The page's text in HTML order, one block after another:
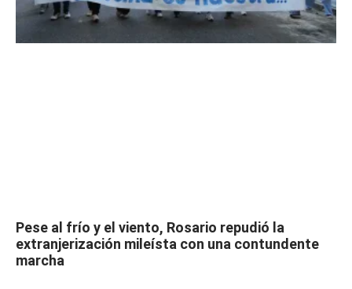
Pese al frío y el viento, Rosario repudió la
extranjerización mileísta con una contundente
marcha